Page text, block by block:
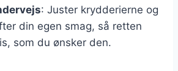
: Juster krydderierne og
din egen smag, så retten
som du ønsker den.